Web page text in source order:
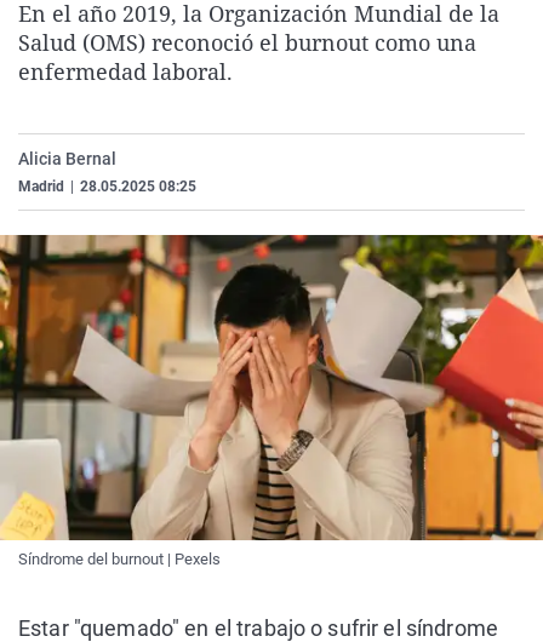
La rosa de los vientos
Caso
Extremadura
Virales
En el año 2019, la Organización Mundial de la
Salud (OMS) reconoció el burnout como una
enfermedad laboral.
Alicia Bernal
Madrid 28.05.2025 08:25
Síndrome del burnout | Pexels
Estar "quemado" en el trabajo o sufrir el síndrome